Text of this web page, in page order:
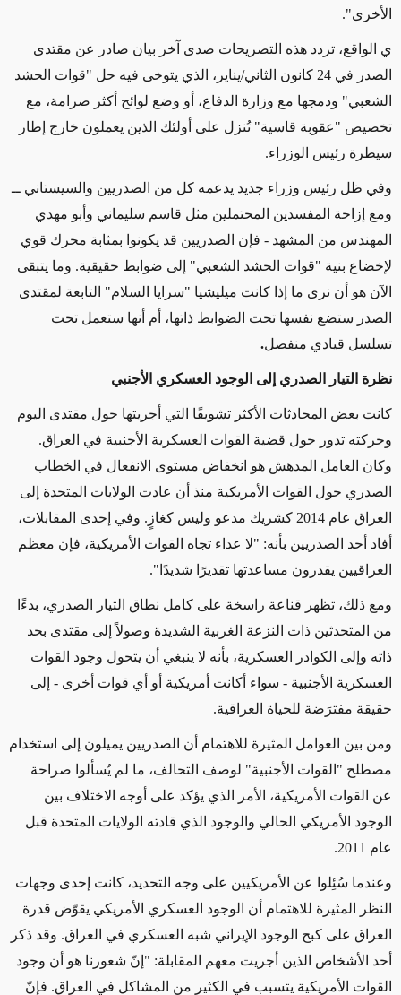
الأخرى".
ي الواقع، تردد هذه التصريحات صدى آخر بيان صادر عن مقتدى
الصدر في 24 كانون الثاني/يناير، الذي يتوخى فيه حل "قوات الحشد
الشعبي" ودمجها مع وزارة الدفاع، أو وضع لوائح أكثر صرامة، مع
تخصيص "عقوبة قاسية" تُنزل على أولئك الذين يعملون خارج إطار
سيطرة رئيس الوزراء.
وفي ظل رئيس وزراء جديد يدعمه كل من الصدريين والسيستاني ــ
ومع إزاحة المفسدين المحتملين مثل قاسم سليماني وأبو مهدي
المهندس من المشهد - فإن الصدريين قد يكونوا بمثابة محرك قوي
لإخضاع بنية "قوات الحشد الشعبي" إلى ضوابط حقيقية. وما يتبقى
الآن هو أن نرى ما إذا كانت ميليشيا "سرايا السلام" التابعة لمقتدى
الصدر ستضع نفسها تحت الضوابط ذاتها، أم أنها ستعمل تحت
تسلسل قيادي منفصل.
نظرة التيار الصدري إلى الوجود العسكري الأجنبي
كانت بعض المحادثات الأكثر تشويقًا التي أجريتها حول مقتدى اليوم
وحركته تدور حول قضية القوات العسكرية الأجنبية في العراق.
وكان العامل المدهش هو انخفاض مستوى الانفعال في الخطاب
الصدري حول القوات الأمريكية منذ أن عادت الولايات المتحدة إلى
العراق عام 2014 كشريك مدعو وليس كغازٍ. وفي إحدى المقابلات،
أفاد أحد الصدريين بأنه: "لا عداء تجاه القوات الأمريكية، فإن معظم
العراقيين يقدرون مساعدتها تقديرًا شديدًا".
ومع ذلك، تظهر قناعة راسخة على كامل نطاق التيار الصدري، بدءًا
من المتحدثين ذات النزعة الغربية الشديدة وصولاً إلى مقتدى بحد
ذاته وإلى الكوادر العسكرية، بأنه لا ينبغي أن يتحول وجود القوات
العسكرية الأجنبية - سواء أكانت أمريكية أو أي قوات أخرى - إلى
حقيقة مفترَضة للحياة العراقية.
ومن بين العوامل المثيرة للاهتمام أن الصدريين يميلون إلى استخدام
مصطلح "القوات الأجنبية" لوصف التحالف، ما لم يُسألوا صراحة
عن القوات الأمريكية، الأمر الذي يؤكد على أوجه الاختلاف بين
الوجود الأمريكي الحالي والوجود الذي قادته الولايات المتحدة قبل
عام 2011.
وعندما سُئِلوا عن الأمريكيين على وجه التحديد، كانت إحدى وجهات
النظر المثيرة للاهتمام أن الوجود العسكري الأمريكي يقوّض قدرة
العراق على كبح الوجود الإيراني شبه العسكري في العراق. وقد ذكر
أحد الأشخاص الذين أجريت معهم المقابلة: "إنّ شعورنا هو أن وجود
القوات الأمريكية يتسبب في الكثير من المشاكل في العراق. فإنّ